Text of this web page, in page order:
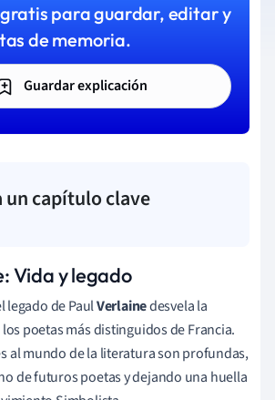
para guardar, editar y
de memoria.
Guardar explicación
un capítulo clave
Vida y legado
legado de PaulVerlainedesvela la
poetas más distinguidos de Francia.
al mundo de la literatura son profundas,
de futuros poetas y dejando una huella